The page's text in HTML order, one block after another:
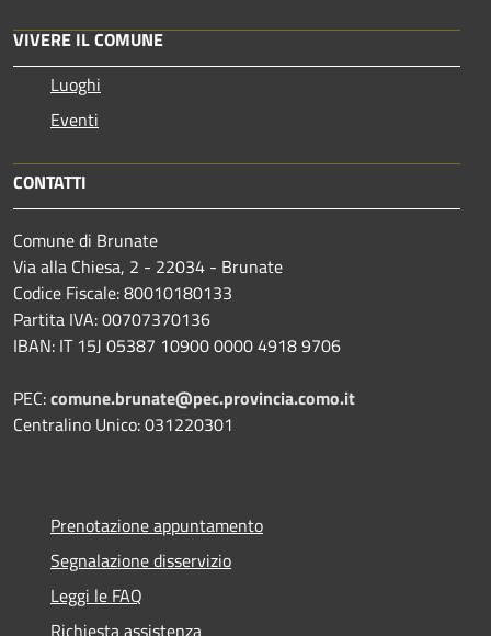
VIVERE IL COMUNE
Luoghi
Eventi
CONTATTI
Comune di Brunate
Via alla Chiesa, 2 - 22034 - Brunate
Codice Fiscale: 80010180133
Partita IVA: 00707370136
IBAN: IT 15J 05387 10900 0000 4918 9706
PEC:comune.brunate@pec.provincia.como.it
Centralino Unico: 031220301
Prenotazione appuntamento
Segnalazione disservizio
Leggi le FAQ
Richiesta assistenza